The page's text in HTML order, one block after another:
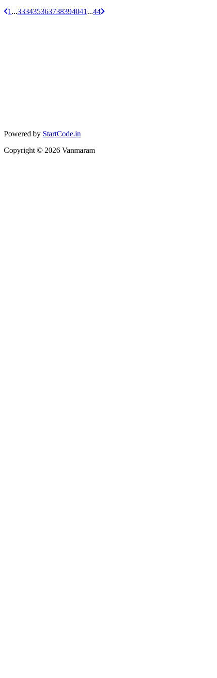
1 ...333435363738394041 ...44
Powered by StartCode.in
Copyright © 2026 Vanmaram